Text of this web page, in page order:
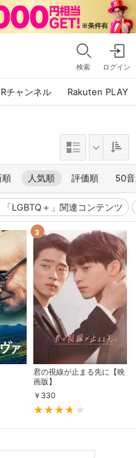
検索 ログイン
Rチャンネル Rakuten PLAY
順 人気順 評価順 50
「LGBTQ＋」関連コンテンツ
3
君の視線が止まる先に【映
画版】
￥ 330